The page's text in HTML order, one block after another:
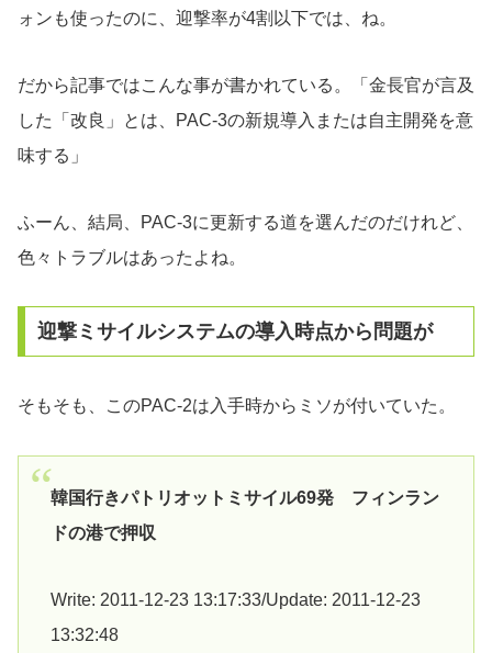
ォンも使ったのに、迎撃率が4割以下では、ね。
だから記事ではこんな事が書かれている。「金長官が言及
した「改良」とは、PAC-3の新規導入または自主開発を意
味する」
ふーん、結局、PAC-3に更新する道を選んだのだけれど、
色々トラブルはあったよね。
迎撃ミサイルシステムの導入時点から問題が
そもそも、このPAC-2は入手時からミソが付いていた。
韓国行きパトリオットミサイル69発 フィンラン
ドの港で押収
Write: 2011-12-23 13:17:33/Update: 2011-12-23
13:32:48